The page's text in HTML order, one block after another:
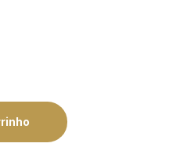
- Clássico e Rico | Rei do